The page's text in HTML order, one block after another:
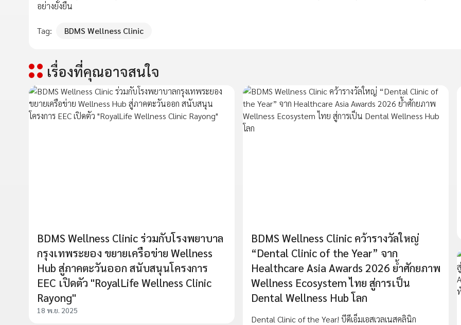
อย่างยั่งยืน
Tag: BDMS Wellness Clinic
เรื่องที่คุณอาจสนใจ
BDMS Wellness Clinic ร่วมกับโรงพยาบาล
กรุงเทพระยอง ขยายเครือข่าย Wellness
Hub สู่ภาคตะวันออก สนับสนุนโครงการ
EEC เปิดตัว "RoyalLife Wellness Clinic
Rayong"
18 พ.ย. 2025
BDMS Wellness Clinic คว้ารางวัลใหญ่
“Dental Clinic of the Year” จาก
Healthcare Asia Awards 2026 ย้ำศักยภาพ
Wellness Ecosystem ไทย สู่การเป็น
Dental Wellness Hub โลก
Dental Clinic of the Year! บีดีเอ็มเอสเวลเนสคลินิก